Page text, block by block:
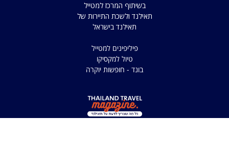
בשיתוף המרכז למטייל
תאילנד ולשכת התיירות של
תאילנד בישראל
פיליפינים למטייל
טיול למקסיקו
בונד - חופשות יוקרה